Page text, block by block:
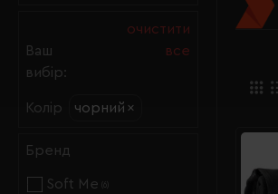
Ваш
вибір:
очистити
все
Колір чорний ×
Бренд
Soft Me (6)